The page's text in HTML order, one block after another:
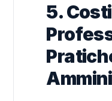
5. Costi